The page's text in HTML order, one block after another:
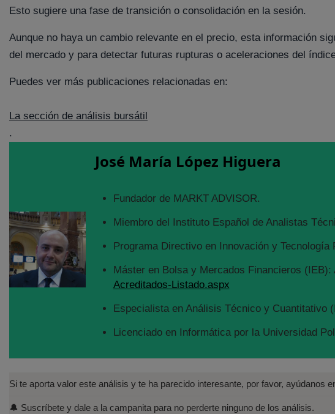
Esto sugiere una fase de transición o consolidación en la sesión.
Aunque no haya un cambio relevante en el precio, esta información
del mercado y para detectar futuras rupturas o aceleraciones del
Puedes ver más publicaciones relacionadas en:
La sección de análisis bursátil
.
José María López Higuera
Fundador de MARKT ADVISOR.
Miembro del Instituto Español de Analistas
Programa Directivo en Innovación y Tecnología
Máster en Bolsa y Mercados Financieros
Acreditados-Listado.aspx
Especialista en Análisis Técnico y Cuantitativo
Licenciado en Informática por la Universidad
Si te aporta valor este análisis y te ha parecido interesante, por favor, ayúdanos
🔔 Suscríbete y dale a la campanita para no perderte ninguno de los análisis.